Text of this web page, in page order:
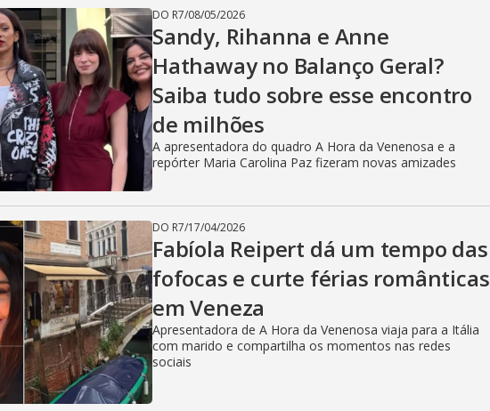
DO R7/08/05/2026
Sandy, Rihanna e Anne
Hathaway no Balanço Geral?
Saiba tudo sobre esse encontro
de milhões
A apresentadora do quadro A Hora da Venenosa e a
repórter Maria Carolina Paz fizeram novas amizades
DO R7/17/04/2026
Fabíola Reipert dá um tempo das
fofocas e curte férias românticas
em Veneza
Apresentadora de A Hora da Venenosa viaja para a Itália
com marido e compartilha os momentos nas redes
sociais